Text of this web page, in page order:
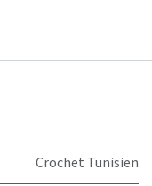
Crochet Tunisien